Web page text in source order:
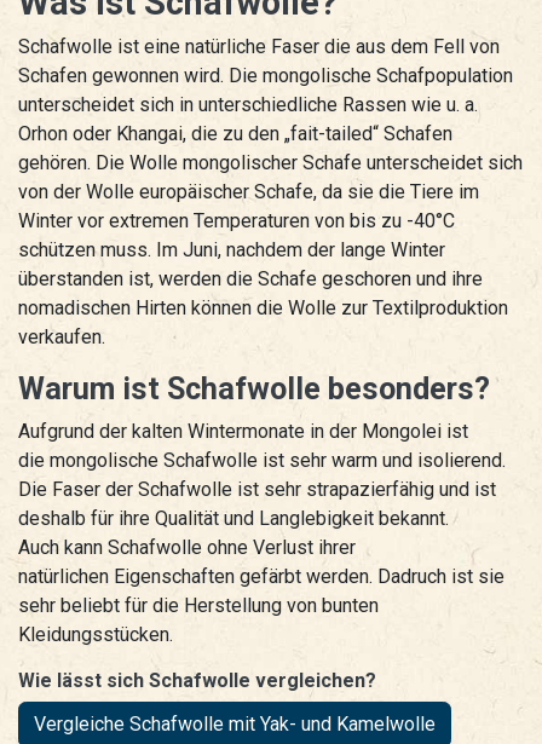
Schafwolle ist eine natürliche Faser die aus dem Fell von
Schafen gewonnen wird. Die mongolische Schafpopulation
unterscheidet sich in unterschiedliche Rassen wie u. a.
Orhon oder Khangai, die zu den „fait-tailed“ Schafen
gehören. Die Wolle mongolischer Schafe unterscheidet sich
von der Wolle europäischer Schafe, da sie die Tiere im
Winter vor extremen Temperaturen von bis zu -40°C
schützen muss. Im Juni, nachdem der lange Winter
überstanden ist, werden die Schafe geschoren und ihre
nomadischen Hirten können die Wolle zur Textilproduktion
verkaufen.
Warum ist Schafwolle besonders?
Aufgrund der kalten Wintermonate in der Mongolei ist
die mongolische Schafwolle ist sehr warm und isolierend.
Die Faser der Schafwolle ist sehr strapazierfähig und ist
deshalb für ihre Qualität und Langlebigkeit bekannt.
Auch kann Schafwolle ohne Verlust ihrer
natürlichen Eigenschaften gefärbt werden. Dadruch ist sie
sehr beliebt für die Herstellung von bunten
Kleidungsstücken.
Wie lässt sich Schafwolle vergleichen?
Vergleiche Schafwolle mit Yak- und Kamelwolle